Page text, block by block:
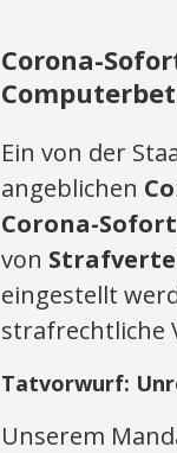
Corona-
Ein von der
angeblichen
Corona-
von
eingestellt
strafrechtliche
Tatvorwurf:
Unserem